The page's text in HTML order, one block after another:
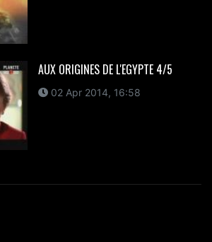
AUX ORIGINES DE L'EGYPTE 4/5
02 Apr 2014, 16:58